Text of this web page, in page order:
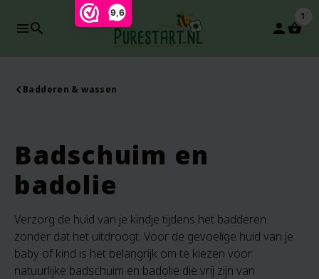
9,6
search person
1
Badderen & wassen
Badschuim en
badolie
Verzorg de huid van je kindje tijdens het badderen
zonder dat het uitdroogt. Voor de gevoelige huid van je
baby of kind is het belangrijk om te kiezen voor
natuurlijke badschuim en badolie die vrij zijn van